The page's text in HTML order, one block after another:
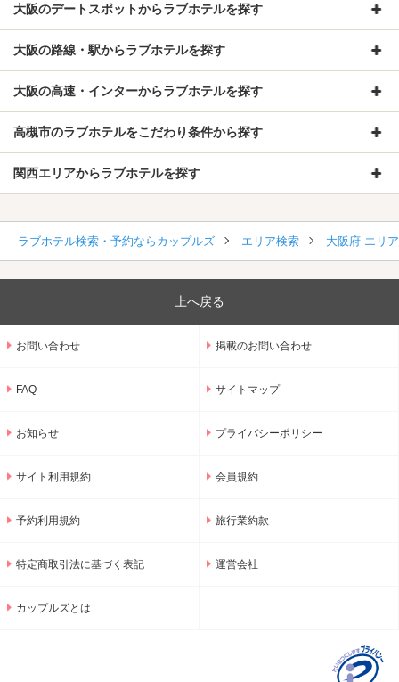
大阪のデートスポットからラブホテルを探す
大阪の路線・駅からラブホテルを探す
大阪の高速・インターからラブホテルを探す
高槻市のラブホテルをこだわり条件から探す
関西エリアからラブホテルを探す
ラブホテル検索・予約ならカップルズ エリア検索 大阪府 エリ
上へ戻る
お問い合わせ 掲載のお問い合わせ
FAQ サイトマップ
お知らせ プライバシーポリシー
サイト利用規約 会員規約
予約利用規約 旅行業約款
特定商取引法に基づく表記 運営会社
カップルズとは